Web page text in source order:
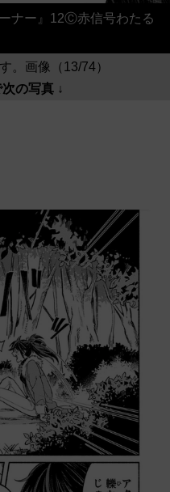
ナー』12Ⓒ赤信号わたる
。画像（13/74）
の写真 ↓